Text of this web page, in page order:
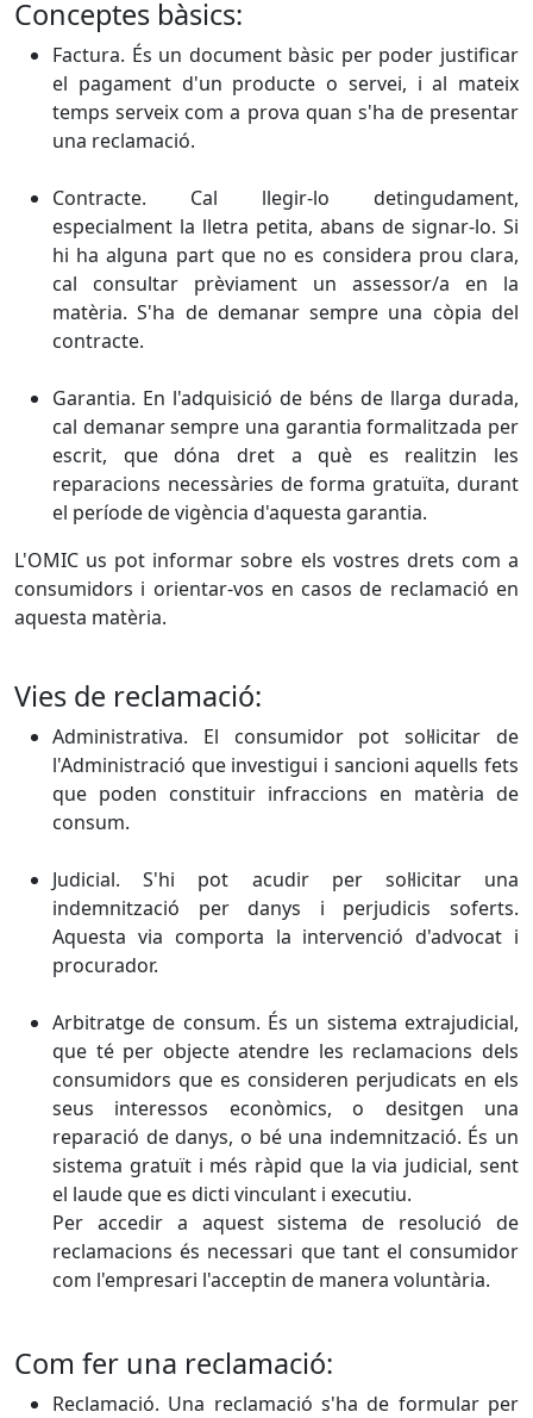
Conceptes bàsics:
Factura. És un document bàsic per poder justificar
el pagament d'un producte o servei, i al mateix
temps serveix com a prova quan s'ha de presentar
una reclamació.
Contracte. Cal llegir-lo detingudament,
especialment la lletra petita, abans de signar-lo. Si
hi ha alguna part que no es considera prou clara,
cal consultar prèviament un assessor/a en la
matèria. S'ha de demanar sempre una còpia del
contracte.
Garantia. En l'adquisició de béns de llarga durada,
cal demanar sempre una garantia formalitzada per
escrit, que dóna dret a què es realitzin les
reparacions necessàries de forma gratuïta, durant
el període de vigència d'aquesta garantia.
L'OMIC us pot informar sobre els vostres drets com a
consumidors i orientar-vos en casos de reclamació en
aquesta matèria.
Vies de reclamació:
Administrativa. El consumidor pot sol·licitar de
l'Administració que investigui i sancioni aquells fets
que poden constituir infraccions en matèria de
consum.
Judicial. S'hi pot acudir per sol·licitar una
indemnització per danys i perjudicis soferts.
Aquesta via comporta la intervenció d'advocat i
procurador.
Arbitratge de consum. És un sistema extrajudicial,
que té per objecte atendre les reclamacions dels
consumidors que es consideren perjudicats en els
seus interessos econòmics, o desitgen una
reparació de danys, o bé una indemnització. És un
sistema gratuït i més ràpid que la via judicial, sent
el laude que es dicti vinculant i executiu.
Per accedir a aquest sistema de resolució de
reclamacions és necessari que tant el consumidor
com l'empresari l'acceptin de manera voluntària.
Com fer una reclamació:
Reclamació. Una reclamació s'ha de formular per